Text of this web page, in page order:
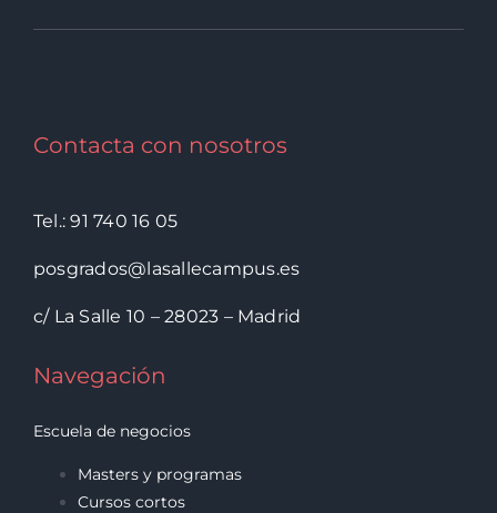
Contacta con nosotros
Tel.: 91 740 16 05
posgrados@lasallecampus.es
c/ La Salle 10 – 28023 – Madrid
Navegación
Escuela de negocios
Masters y programas
Cursos cortos